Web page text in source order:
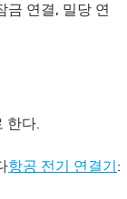
금 연결, 밀당 연
한다.
항공 전기 연결기 :